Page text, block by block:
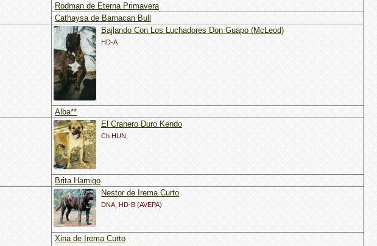
Rodman de Eterna Primavera
Cathaysa de Barnacan Bull
Bajlando Con Los Luchadores Don Guapo (McLeod)
HD-A
Alba**
El Cranero Duro Kendo
Ch.HUN,
Brita Hamigo
Nestor de Irema Curto
DNA, HD-B (AVEPA)
Xina de Irema Curto